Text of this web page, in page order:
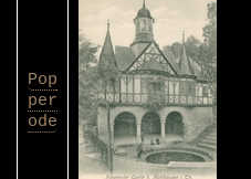
Pop
per
ode